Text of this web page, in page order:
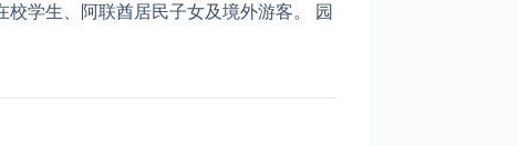
学生、阿联酋居民子女及境外游客。 园